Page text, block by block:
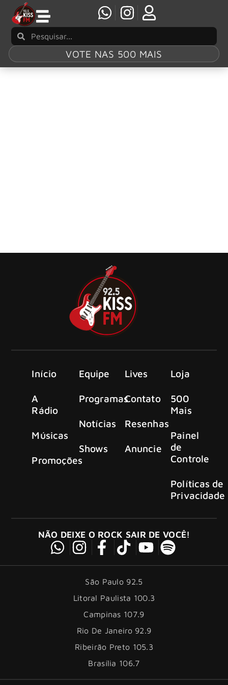
VOTE NAS 500 MAIS
Início
A
Rádio
Músicas
Promoções
Equipe
Programas
Notícias
Shows
Lives
Contato
Resenhas
Anuncie
Loja
500
Mais
Painel
de
Controle
Políticas de
Privacidade
NÃO DEIXE O ROCK SAIR DE VOCÊ!
São Paulo 92.5
Litoral Paulista 100.3
Campinas 107.9
Rio De Janeiro 92.9
Ribeirão Preto 105.3
Brasília 106.7